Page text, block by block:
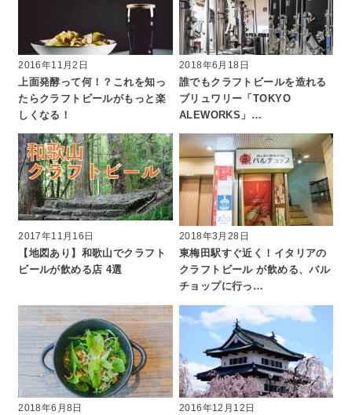
2016年11月2日
上面発酵って何！？これを知っ
たらクラフトビールがもっと楽
しくなる！
2018年6月18日
誰でもクラフトビールを造れる
ブリュワリー「TOKYO
ALEWORKS」…
2017年11月16日
【地図あり】和歌山でクラフト
ビールが飲める店 4選
2018年3月28日
東梅田駅すぐ近く！イタリアの
クラフトビール が飲める、バル
チョップに行っ…
2018年6月8日
2016年12月12日